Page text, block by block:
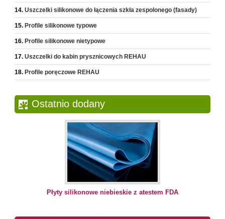
Uszczelki silikonowe do łączenia szkła zespolonego (fasady)
Profile silikonowe typowe
Profile silikonowe nietypowe
Uszczelki do kabin prysznicowych REHAU
Profile poręczowe REHAU
Ostatnio dodany
Płyty silikonowe niebieskie z atestem FDA